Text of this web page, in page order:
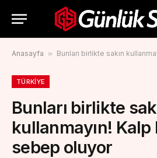
Anasayfa » Bunları birlikte sakın
TÜRKIYE
Bunları birlikte
kullanmayın!
sebep oluyor